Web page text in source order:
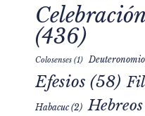
(436)
Colosenses (1) Deuteronomio
Efesios (58)
Habacuc (2) Hebreos